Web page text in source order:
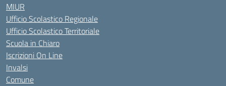
MIUR
Ufficio Scolastico Regionale
Ufficio Scolastico Territoriale
Scuola in Chiaro
Iscrizioni On Line
Invalsi
Comune